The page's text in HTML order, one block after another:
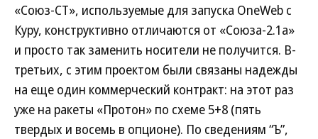
«Союз-СТ», используемые для запуска OneWeb с
Куру, конструктивно отличаются от «Союза-2.1а»
и просто так заменить носители не получится. В-
третьих, с этим проектом были связаны надежды
на еще один коммерческий контракт: на этот раз
уже на ракеты «Протон» по схеме 5+8 (пять
твердых и восемь в опционе). По сведениям “Ъ”,